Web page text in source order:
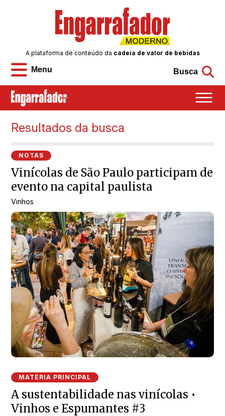
Menu
A plataforma de conteúdo da cadeia de valor de bebidas
Busca
Resultados da busca
NOTAS
Vinícolas de São Paulo participam de
evento na capital paulista
Vinhos
MATÉRIA PRINCIPAL
A sustentabilidade nas vinícolas •
Vinhos e Espumantes #3